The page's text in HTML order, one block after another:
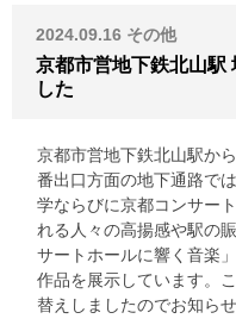
2024.09.16 その他
京都市営地下鉄北山駅
した
京都市営地下鉄北山駅か
番出口方面の地下通路で
学ならびに京都コンサー
れる人々の高揚感や駅の
サートホールに響く音楽
作品を展示しています。
替えしましたのでお知らせ